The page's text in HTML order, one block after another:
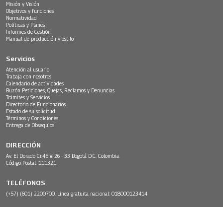
Misión y Visión
Objetivos y funciones
Normatividad
Políticas y Planes
Informes de Gestión
Manual de producción y estilo
Servicios
Atención al usuario
Trabaja con nosotros
Calendario de actividades
Buzón Peticiones, Quejas, Reclamos y Denuncias
Trámites y Servicios
Directorio de Funcionarios
Estado de su solicitud
Términos y Condiciones
Entrega de Obsequios
DIRECCIÓN
Av. El Dorado Cr.45 # 26 - 33 Bogotá D.C. Colombia.
Código Postal: 111321
TELÉFONOS
(+57) (601) 2200700. Línea gratuita nacional: 018000123414